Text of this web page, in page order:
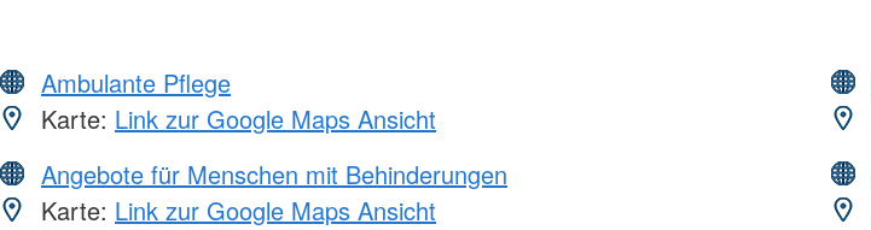
Ambulante Pflege
Karte: Link zur Google Maps Ansicht
Angebote für Menschen mit Behinderungen
Karte: Link zur Google Maps Ansicht